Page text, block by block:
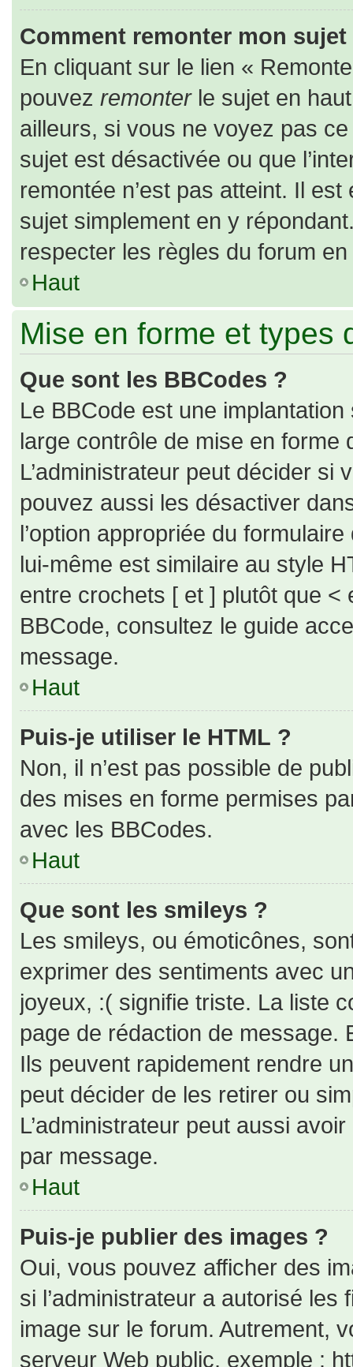
Comment remonter mon sujet
En cliquant sur le lien «
pouvez remonterle sujet en
ailleurs, si vous ne voyez pas
sujet est désactivée ou que
remontée n’est pas atteint. Il
sujet simplement en y
respecter les règles du forum
Haut
Mise en forme et types
Que sont les BBCodes ?
Le BBCode est une
large contrôle de mise en forme
L’administrateur peut décider
pouvez aussi les désactiver
l’option appropriée du
lui-même est similaire au style
entre crochets [ et ] plutôt que <
BBCode, consultez le guide
message.
Haut
Puis-je utiliser le HTML ?
Non, il n’est pas possible de
des mises en forme permises
avec les BBCodes.
Haut
Que sont les smileys ?
Les smileys, ou émoticônes,
exprimer des sentiments avec
joyeux, :( signifie triste. La liste
page de rédaction de message.
Ils peuvent rapidement rendre
peut décider de les retirer ou
L’administrateur peut aussi
par message.
Haut
Puis-je publier des images ?
Oui, vous pouvez afficher des
si l’administrateur a autorisé
image sur le forum. Autrement,
serveur Web public, exemple :